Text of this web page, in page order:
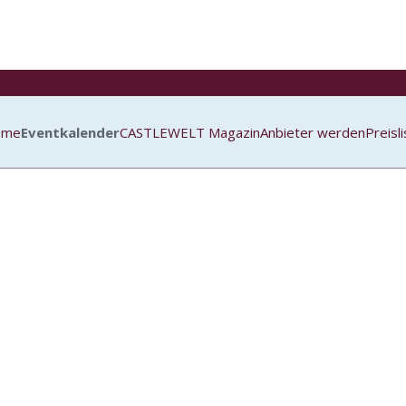
EventkalenderCASTLEWELT MagazinAnbieter werden